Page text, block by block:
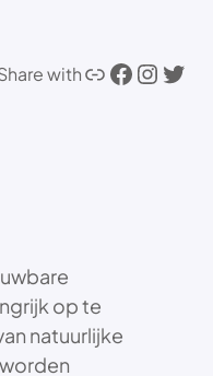
withLink Facebook Instagram Twitter
op te
natuurlijke